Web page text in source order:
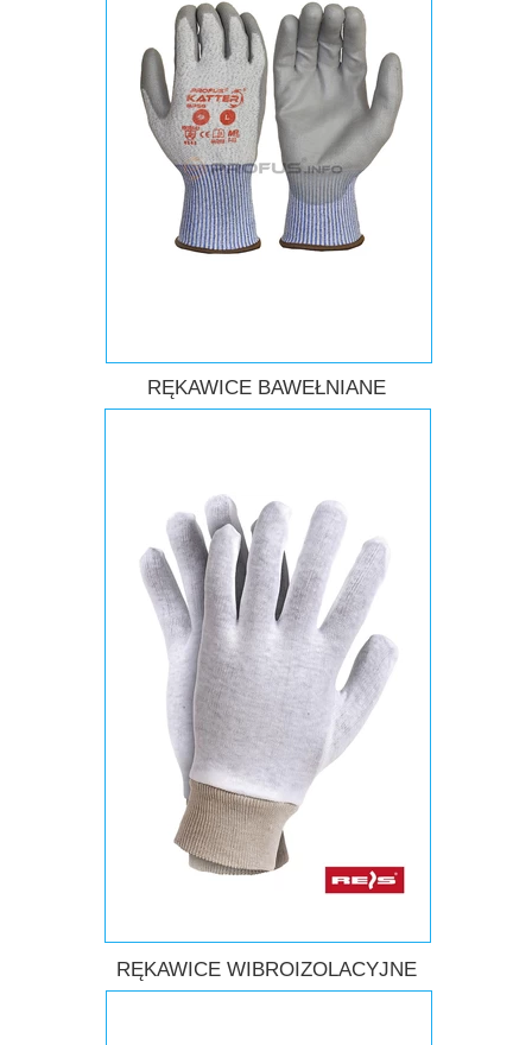
RĘKAWICE WIBROIZOLACYJNE
RĘKAWICE BAWEŁNIANE